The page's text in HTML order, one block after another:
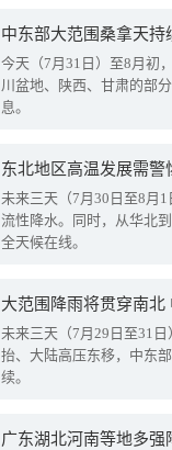
中东部大范围桑拿天
今天（7月31日）至8月初
川盆地、陕西、甘肃的部
息。
东北地区高温发展需
未来三天（7月30日至8月
流性降水。同时，从华北
全天候在线。
大范围降雨将贯穿南
未来三天（7月29日至31
抬、大陆高压东移，中东
续。
广东湖北河南等地多